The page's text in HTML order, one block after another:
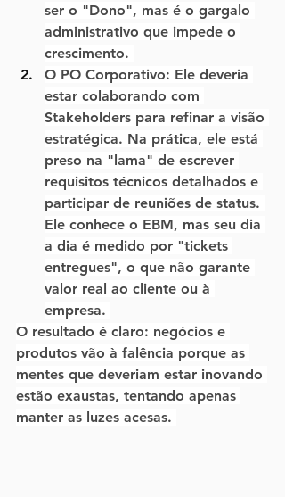
ser o "Dono", mas é o gargalo
administrativo que impede o
crescimento.
O PO Corporativo: Ele deveria
estar colaborando com
Stakeholders para refinar a visão
estratégica. Na prática, ele está
preso na "lama" de escrever
requisitos técnicos detalhados e
participar de reuniões de status.
Ele conhece o EBM, mas seu dia
a dia é medido por "tickets
entregues", o que não garante
valor real ao cliente ou à
empresa.
O resultado é claro: negócios e
produtos vão à falência porque as
mentes que deveriam estar inovando
estão exaustas, tentando apenas
manter as luzes acesas.